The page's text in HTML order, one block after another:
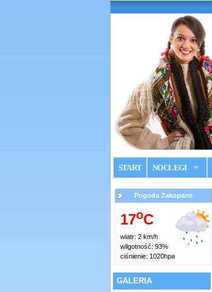
START NOCLEGI
Pogoda Zakopane
17oC
wiatr: 2 km/h
wilgotność: 93%
ciśnienie: 1020hpa
GALERIA